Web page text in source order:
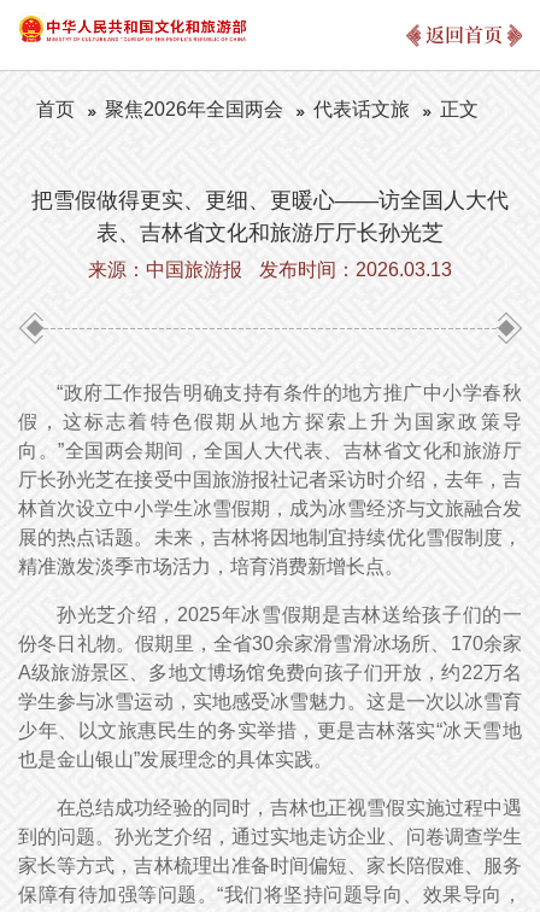
返回首页
首页 聚焦2026年全国两会 代表话文旅 正文
把雪假做得更实、更细、更暖心——访全国人大代
表、吉林省文化和旅游厅厅长孙光芝
来源：中国旅游报 发布时间：2026.03.13
“政府工作报告明确支持有条件的地方推广中小学春秋
假，这标志着特色假期从地方探索上升为国家政策导
向。”全国两会期间，全国人大代表、吉林省文化和旅游厅
厅长孙光芝在接受中国旅游报社记者采访时介绍，去年，吉
林首次设立中小学生冰雪假期，成为冰雪经济与文旅融合发
展的热点话题。未来，吉林将因地制宜持续优化雪假制度，
精准激发淡季市场活力，培育消费新增长点。
孙光芝介绍，2025年冰雪假期是吉林送给孩子们的一
份冬日礼物。假期里，全省30余家滑雪滑冰场所、170余家
A级旅游景区、多地文博场馆免费向孩子们开放，约22万名
学生参与冰雪运动，实地感受冰雪魅力。这是一次以冰雪育
少年、以文旅惠民生的务实举措，更是吉林落实“冰天雪地
也是金山银山”发展理念的具体实践。
在总结成功经验的同时，吉林也正视雪假实施过程中遇
到的问题。孙光芝介绍，通过实地走访企业、问卷调查学生
家长等方式，吉林梳理出准备时间偏短、家长陪假难、服务
保障有待加强等问题。“我们将坚持问题导向、效果导向，